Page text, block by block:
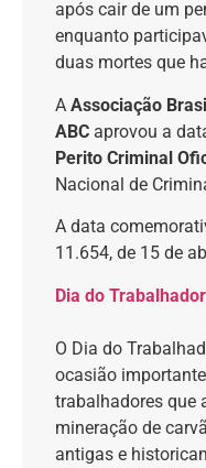
após cair de um
enquanto
duas mortes que
A Associação
ABC aprovou a
Perito Criminal
Nacional de
A data
11.654, de 15 de
Dia do
O Dia do
ocasião
trabalhadores que
mineração de
antigas e